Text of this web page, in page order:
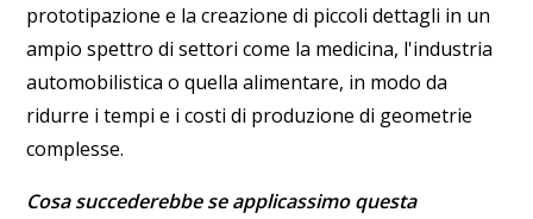
prototipazione e la creazione di piccoli dettagli in un
ampio spettro di settori come la medicina, l'industria
automobilistica o quella alimentare, in modo da
ridurre i tempi e i costi di produzione di geometrie
complesse.
Cosa succederebbe se applicassimo questa